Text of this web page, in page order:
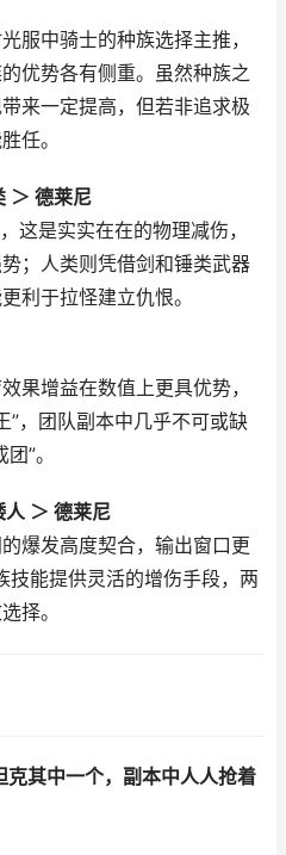
服中骑士的种族选择主推，
优势各有侧重。虽然种族之
来一定提高，但若非追求极
任。
＞ 德莱尼
这是实实在在的物理减伤，
；人类则凭借剑和锤类武器
利于拉怪建立仇恨。
果增益在数值上更具优势，
”，团队副本中几乎不可或缺
”。
＞ 德莱尼
爆发高度契合，输出窗口更
技能提供灵活的增伤手段，两
择。
其中一个，副本中人人抢着